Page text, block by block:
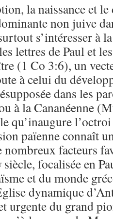
la naissance et le
non juive
s’intéresser à
lettres de Paul et
(1 Co 3:6), un
à celui du
dans les
à la Cananéenne
qu’inaugure
païenne connaît
nombreux facteurs
siècle, focalisée en
et du monde
dynamique
urgente du grand